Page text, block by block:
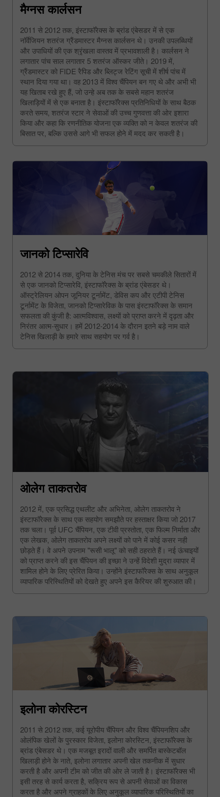
मैग्नस कार्लसन
2011 से 2012 तक, इंस्टाफॉरेक्स के ब्रांड एंबेसडर में से एक
नॉर्वेजियन शतरंज ग्रैंडमास्टर मैग्नस कार्लसन थे। उनकी उपलब्धियों
और उपाधियों की एक श्रृंखला वास्तव में प्रभावशाली है। कार्लसन ने
लगातार पांच साल लगातार 5 शतरंज ऑस्कर जीते। 2019 में,
ग्रैंडमास्टर को FIDE रैपिड और ब्लिट्ज रेटिंग सूची में शीर्ष पांच में
स्थान दिया गया था। वह 2013 में विश्व चैंपियन बन गए थे और अभी भी
यह खिताब रखे हुए हैं, जो उन्हे अब तक के सबसे महान शतरंज
खिलाड़ियों में से एक बनाता है। इंस्टाफॉरेक्स प्रतिनिधियों के साथ बैठक
करते समय, शतरंज स्टार ने सेवाओं की उच्च गुणवत्ता की ओर इशारा
किया और कहा कि रणनीतिक योजना एक व्यक्ति को न केवल शतरंज की
बिसात पर, बल्कि उससे आगे भी सफल होने में मदद कर सकती है।
जानको टिप्सारेवि
2012 से 2014 तक, दुनिया के टेनिस मंच पर सबसे चमकीले सितारों में
से एक जानको टिप्सारेवि, इंस्टाफॉरेक्स के ब्रांड एंबेसडर थे।
ऑस्ट्रेलियन ओपन जूनियर टूर्नामेंट, डेविस कप और एटीपी टेनिस
टूर्नामेंट के विजेता, जानको टिप्सारेविक के पास इंस्टाफॉरेक्स के समान
सफलता की कुंजी है: आत्मविश्वास, लक्ष्यों को प्राप्त करने में दृढ़ता और
निरंतर आत्म-सुधार। हमें 2012-2014 के दौरान इतने बड़े नाम वाले
टेनिस खिलाड़ी के हमारे साथ सहयोग पर गर्व है।
ओलेग ताकतरोव
2012 में, एक प्रसिद्ध एथलीट और अभिनेता, ओलेग ताकतरोव ने
इंस्टाफॉरेक्स के साथ एक सहयोग समझौते पर हस्ताक्षर किया जो 2017
तक चला। पूर्व UFC चैंपियन, एक टीवी प्रस्तोता, एक फिल्म निर्माता और
एक लेखक, ओलेग ताकतरोव अपने लक्ष्यों को पाने में कोई कसर नही
छोड़ते हैं। वे अपने उपनाम "रूसी भालू" को सही ठहराते हैं। नई ऊंचाइयों
को प्राप्त करने की इस चैंपियन की इच्छा ने उन्हें विदेशी मुद्रा व्यापार में
शामिल होने के लिए प्रेरित किया। उन्होंने इंस्टाफॉरेक्स के साथ अनुकूल
व्यापारिक परिस्थितियों को देखते हुए अपने इस कैरियर की शुरुआत की।
इलोना कोरस्टिन
2011 से 2012 तक, कई यूरोपीय चैंपियन और विश्व चैंपियनशिप और
ओलंपिक खेलों के पुरस्कार विजेता, इलोना कोरस्टिन, इंस्टाफॉरेक्स के
ब्रांड एंबेसडर थे। एक मजबूत इरादों वाली और समर्पित बास्केटबॉल
खिलाड़ी होने के नाते, इलोना लगातार अपनी खेल तकनीक में सुधार
करती है और अपनी टीम को जीत की ओर ले जाती है। इंस्टाफॉरेक्स भी
इसी तरह से कार्य करता है, सक्रिय रूप से अपनी सेवाओं का विकास
करता है और अपने ग्राहकों के लिए अनुकूल व्यापारिक परिस्थितियों का